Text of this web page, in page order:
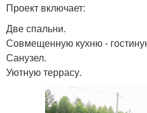
Проект включает:
Две спальни.
Совмещенную кухню -
Санузел.
Уютную террасу.